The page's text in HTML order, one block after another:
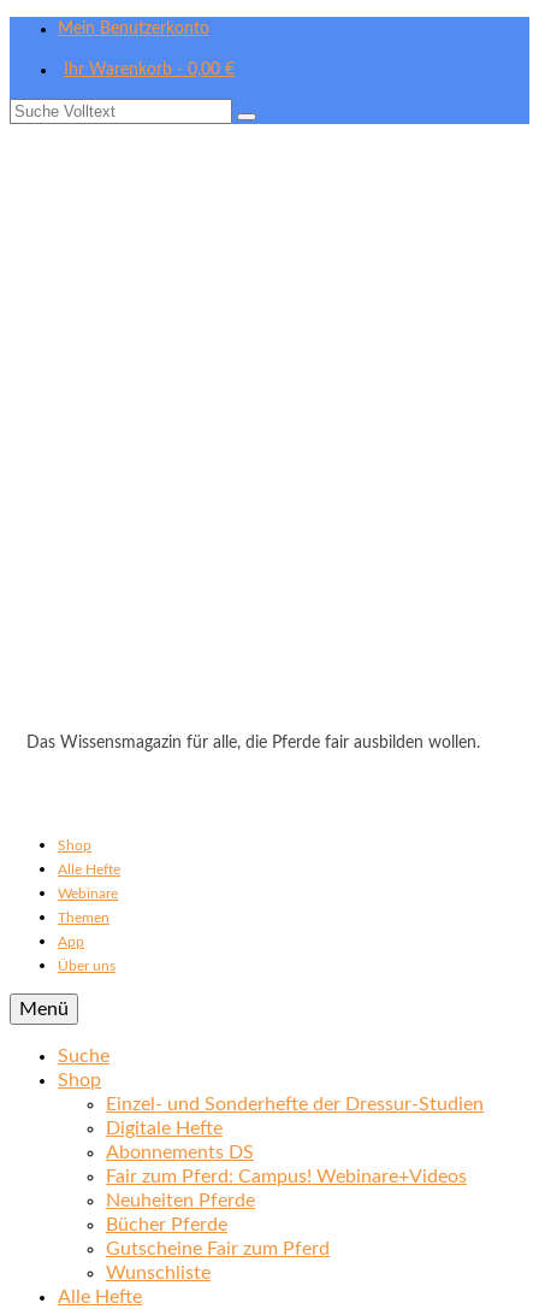
Mein Benutzerkonto
Ihr Warenkorb - 0,00 €
Suche
Das Wissensmagazin für alle, die Pferde fair ausbilden wollen.
Shop
Alle Hefte
Webinare
Themen
App
Über uns
Menü
Suche
Shop
Einzel- und Sonderhefte der Dressur-Studien
Digitale Hefte
Abonnements DS
Fair zum Pferd: Campus! Webinare+Videos
Neuheiten Pferde
Bücher Pferde
Gutscheine Fair zum Pferd
Wunschliste
Alle Hefte